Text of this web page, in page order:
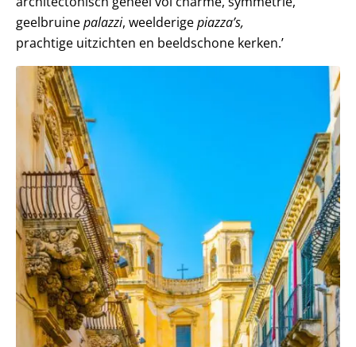
geelbruinepalazzi, weelderigepiazza’s,
prachtige uitzichten en beeldschone kerken.’